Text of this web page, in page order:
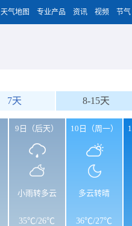
天气地图 专业产品 资讯 视频 节气
7天 8-15天
9日（后天）
小雨转多云
35℃/26℃
10日（周一）
多云转晴
36℃/27℃